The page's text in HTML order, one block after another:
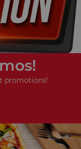
promotions!